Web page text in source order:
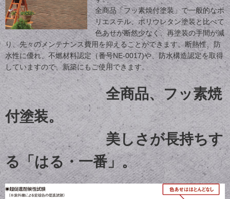
全商品「フッ素焼付塗装」で一般的なポ
リエステル、ポリウレタン塗装と比べて
色あせが断然少なく、再塗装の手間が減
り、先々のメンテナンス費用を抑えることができます。断熱性、防
水性に優れ、不燃材料認定（番号NE-0017)や、防水構造認定を取得
していますので、新築にもご使用できます。
全商品、フッ素焼
付塗装。
美しさが長持ちす
る「はる・一番」。